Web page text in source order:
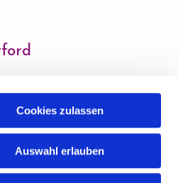
Cookies zulassen
Auswahl erlauben
um diesen Inhalt